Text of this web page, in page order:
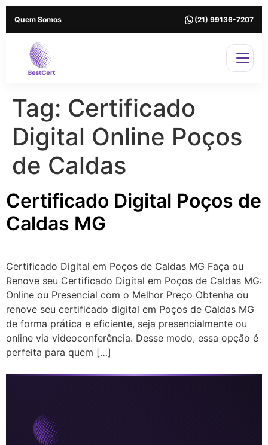
Quem Somos (21) 99136-7207
Tag: Certificado
Digital Online Poços
de Caldas
Certificado Digital Poços de
Caldas MG
Certificado Digital em Poços de Caldas MG Faça ou
Renove seu Certificado Digital em Poços de Caldas MG:
Online ou Presencial com o Melhor Preço Obtenha ou
renove seu certificado digital em Poços de Caldas MG
de forma prática e eficiente, seja presencialmente ou
online via videoconferência. Desse modo, essa opção é
perfeita para quem […]